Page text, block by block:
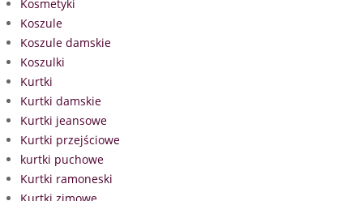
Kosmetyki
Koszule
Koszule damskie
Koszulki
Kurtki
Kurtki damskie
Kurtki jeansowe
Kurtki przejściowe
kurtki puchowe
Kurtki ramoneski